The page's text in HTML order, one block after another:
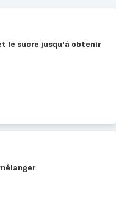
le sucre jusqu'à obtenir